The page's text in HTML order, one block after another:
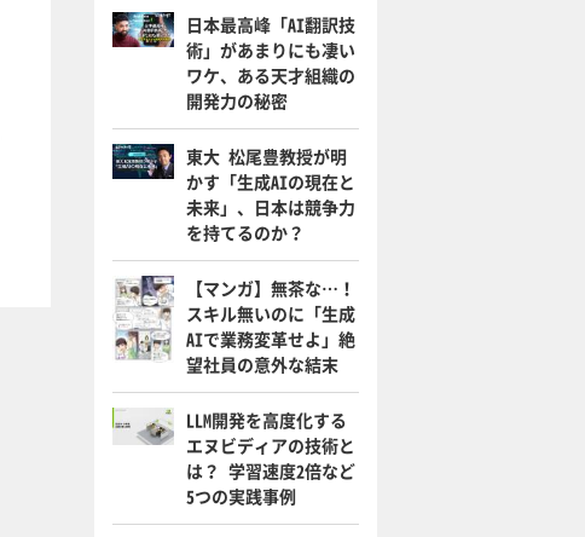
日本最高峰「AI翻訳技
術」があまりにも凄い
ワケ、ある天才組織の
開発力の秘密
東大 松尾豊教授が明
かす「生成AIの現在と
未来」、日本は競争力
を持てるのか？
【マンガ】無茶な…！
スキル無いのに「生成
AIで業務変革せよ」絶
望社員の意外な結末
LLM開発を高度化する
エヌビディアの技術と
は？ 学習速度2倍など
5つの実践事例